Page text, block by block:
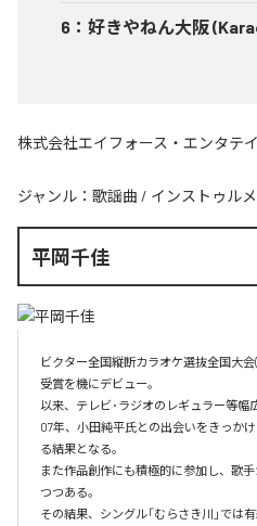
6 ： 好きやねん大阪
株式会社エイフォース・エンタテ
ジャンル： 歌謡曲 / インストゥル
平岡千佳
ビクター全国縦断カラオケ選抜全国大
受賞を機にデビュー。
以来、テレビ･ラジオのレギュラー等幅
07年、小田純平氏との出会いをきっか
る結果となる。
また作品創作にも積極的に参加し、歌
つつある。
その結果、シングル「むらさき川」では